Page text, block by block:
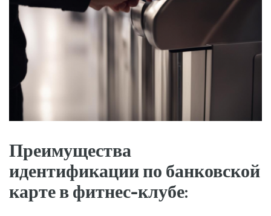
Преимущества
идентификации по банковской
карте в фитнес-клубе: